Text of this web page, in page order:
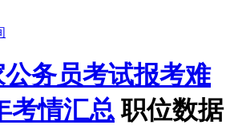
公务员考试报考难
考情汇总 职位数据